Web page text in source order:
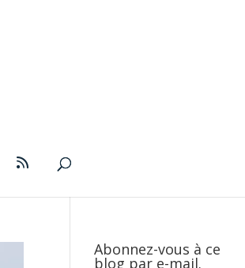
Abonnez-vous à ce
blog par e-mail.